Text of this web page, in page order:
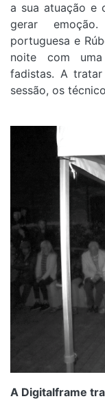
a sua atuação e
gerar
portuguesa e
noite com
fadistas. A
sessão, os
A Digitalframe